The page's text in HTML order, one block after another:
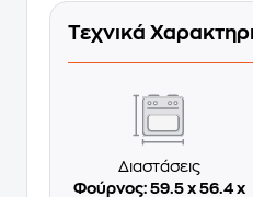
Τεχνικά
Διαστάσεις
Φούρνος: 59.5 x 56.4 x